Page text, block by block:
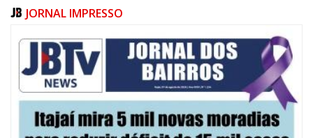
09/08/2026 | 07:00
Defesa Civil de Itajaí apresentará plano de contingência contra El Niño na
JORNAL IMPRESSO